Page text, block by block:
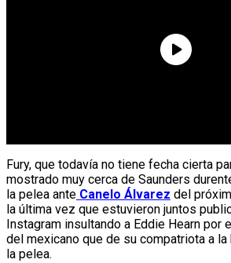
Fury, que todavía no tiene fecha cierta
mostrado muy cerca de Saunders
la pelea ante Canelo Álvarez del
la última vez que estuvieron juntos
Instagram insultando a Eddie Hearn por
del mexicano que de su compatriota a
la pelea.